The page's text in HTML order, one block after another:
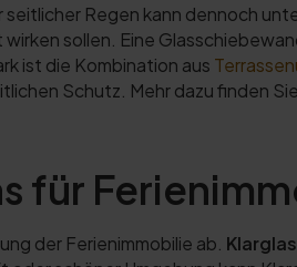
Regen kann dennoch
sollen. Eine
ist die Kombination aus
Schutz. Mehr dazu finden
für
der Ferienimmobilie ab. Klarglas